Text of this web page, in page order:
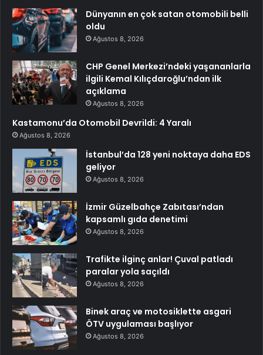
Dünyanın en çok satan otomobili belli
oldu
Ağustos 8, 2026
CHP Genel Merkezi’ndeki yaşananlarla
ilgili Kemal Kılıçdaroğlu’ndan ilk
açıklama
Ağustos 8, 2026
Kastamonu’da Otomobil Devrildi: 4 Yaralı
Ağustos 8, 2026
İstanbul’da 128 yeni noktaya daha EDS
geliyor
Ağustos 8, 2026
İzmir Güzelbahçe Zabıtası’ndan
kapsamlı gıda denetimi
Ağustos 8, 2026
Trafikte ilginç anlar! Çuval patladı
paralar yola saçıldı
Ağustos 8, 2026
Binek araç ve motosiklette asgari
ÖTV uygulaması başlıyor
Ağustos 8, 2026